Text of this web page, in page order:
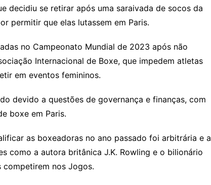
o
m
decidiu se retirar após uma saraivada de socos da
permitir que elas lutassem em Paris.
no Campeonato Mundial de 2023 após não
Internacional de Boxe, que impedem atletas
em eventos femininos.
devido a questões de governança e finanças, com
boxe em Paris.
as boxeadoras no ano passado foi arbitrária e a
como a autora britânica J.K. Rowling e o bilionário
competirem nos Jogos.